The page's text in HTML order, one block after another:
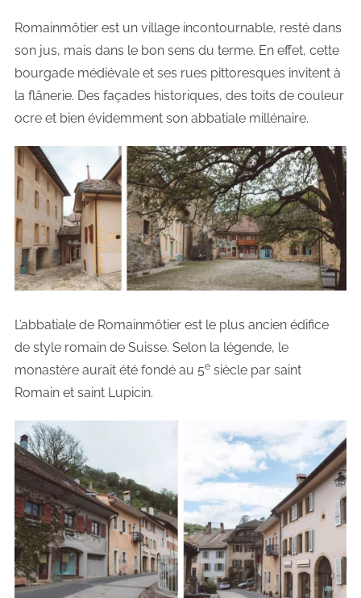
Romainmôtier est un village incontournable, resté dans
son jus, mais dans le bon sens du terme. En effet, cette
bourgade médiévale et ses rues pittoresques invitent à
la flânerie. Des façades historiques, des toits de couleur
ocre et bien évidemment son abbatiale millénaire.
L’abbatiale de Romainmôtier est le plus ancien édifice
de style romain de Suisse. Selon la légende, le
monastère aurait été fondé au 5esiècle par saint
Romain et saint Lupicin.